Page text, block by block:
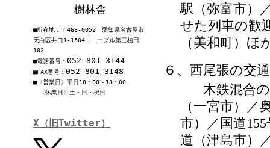
樹林舎
■所在地：〒468-0052 愛知県名古屋市
天白区井口1-1504ユニーブル第三植田
102
■電話番号： 052-801-3144
■FAX番号： 052-801-3148
■〈営業日〉平日10：00～18：00
〈休業日〉土・日・祝日
X（旧Twitter）
駅（弥富市）
せた列車の歓
（美和町）ほ
６、西尾張の交通
木鉄混合の木
（一宮市）
市）／国道155
道（津島市）